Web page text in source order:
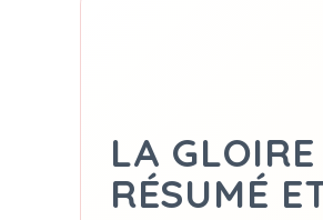
LA
RÉSUMÉ